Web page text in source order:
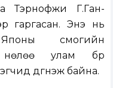
Тэрүнофүжи Г.Ган-
гаргасан. Энэ нь
сүмогийн
нөлөө улам бүр
дүгнэж байна.